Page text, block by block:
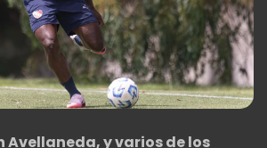
Avellaneda, y varios de los